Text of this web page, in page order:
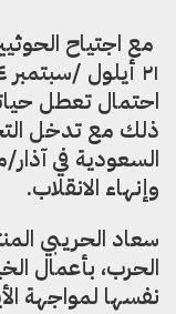
مع اجتياح
احتمال تعطل
ذلك مع تدخل
وإنهاء الانقلاب.
سعاد الحريبي
الحرب، بأعمال
نفسها لمواجهة